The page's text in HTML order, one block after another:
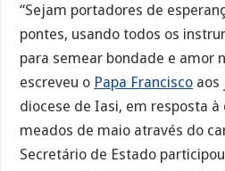
“Sejam portadores de
pontes, usando todos os
para semear bondade e amor
escreveu o Papa Francisco aos
diocese de Iasi, em resposta
meados de maio através do
Secretário de Estado